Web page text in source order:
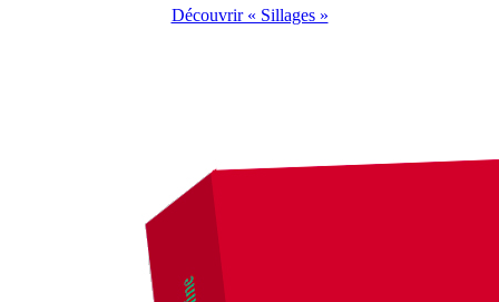
Découvrir « Sillages »